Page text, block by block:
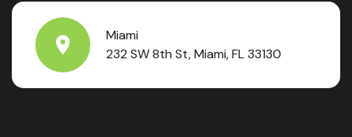
Miami
232 SW 8th St, Miami, FL 33130